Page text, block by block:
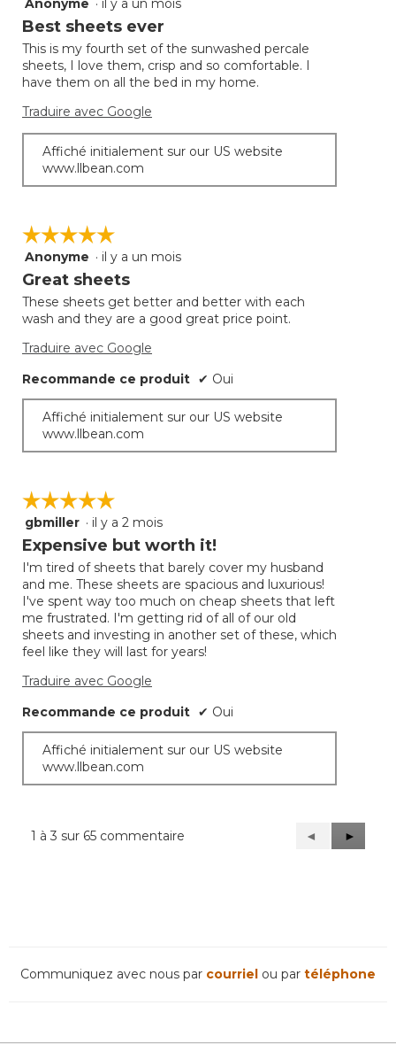
5
étoile(s)
5.
Anonyme · il y a un mois
Best sheets ever
This is my fourth set of the sunwashed percale
sheets, I love them, crisp and so comfortable. I
have them on all the bed in my home.
Traduire avec Google
Affiché initialement sur our US website
www.llbean.com
☆☆☆☆☆
☆☆☆☆☆
5
étoile(s)
5.
Anonyme · il y a un mois
Great sheets
These sheets get better and better with each
wash and they are a good great price point.
Traduire avec Google
Recommande ce produit ✔ Oui
Affiché initialement sur our US website
www.llbean.com
☆☆☆☆☆
☆☆☆☆☆
5
étoile(s)
5.
gbmiller · il y a 2 mois
Expensive but worth it!
I'm tired of sheets that barely cover my husband
and me. These sheets are spacious and luxurious!
I've spent way too much on cheap sheets that left
me frustrated. I'm getting rid of all of our old
sheets and investing in another set of these, which
feel like they will last for years!
Traduire avec Google
Recommande ce produit ✔ Oui
Affiché initialement sur our US website
www.llbean.com
1 à 3 sur 65 commentaire
Précédent
Reviews
◄
Suivant
Reviews
►
Communiquez avec nous par courriel ou par téléphone